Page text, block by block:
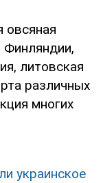
овсяная
Финляндии,
литовская
различных
многих
украинское